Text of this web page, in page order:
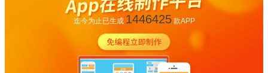
迄今为止已生成 1446425款APP